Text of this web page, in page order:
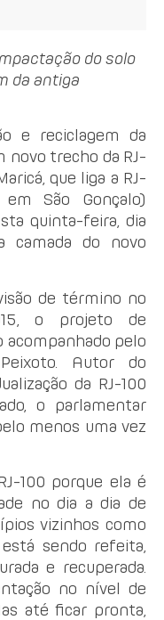
do solo
da antiga
e reciclagem da
novo trecho da RJ-
que liga a RJ-
São Gonçalo)
quinta-feira, dia
camada do novo
de término no
o projeto de
acompanhado pelo
Autor do
da RJ-100
o parlamentar
menos uma vez
100 porque ela é
no dia a dia de
vizinhos como
sendo refeita,
e recuperada.
no nível de
até ficar pronta,